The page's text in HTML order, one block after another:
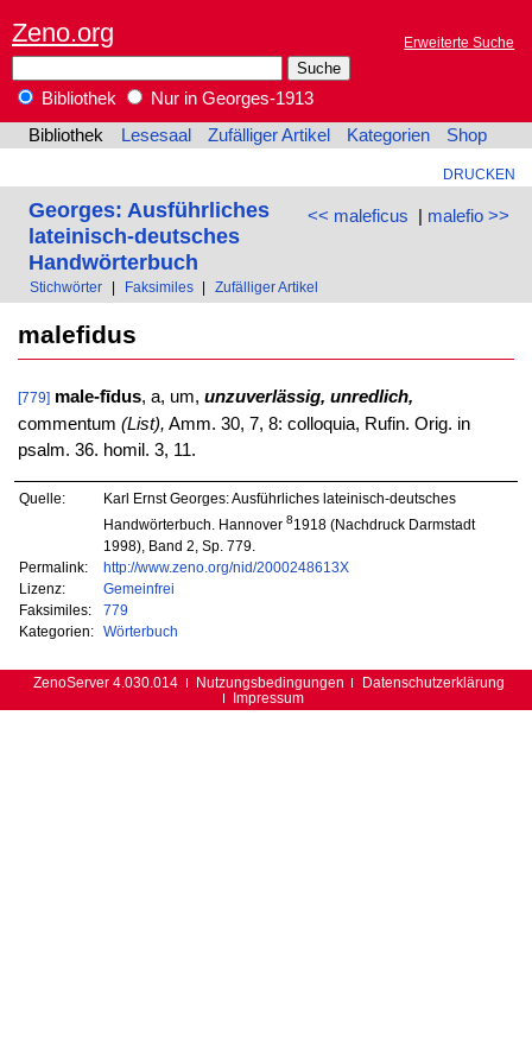
Zeno.org Erweiterte Suche
Bibliothek
Nur in Georges-1913
Bibliothek
Lesesaal Zufälliger Artikel Kategorien Shop
DRUCKEN
<< maleficus | malefio >>
Georges: Ausführliches
lateinisch-deutsches
Handwörterbuch
Stichwörter Faksimiles Zufälliger Artikel
malefidus
[779] male-fīdus, a, um, unzuverlässig, unredlich,
commentum (List), Amm. 30, 7, 8: colloquia, Rufin. Orig. in
psalm. 36. homil. 3, 11.
Quelle:
Karl Ernst Georges: Ausführliches lateinisch-deutsches
Handwörterbuch. Hannover 81918 (Nachdruck Darmstadt
1998), Band 2, Sp. 779.
Permalink:
http://www.zeno.org/nid/2000248613X
Lizenz:
Gemeinfrei
Faksimiles:
779
Kategorien:
Wörterbuch
ZenoServer 4.030.014 Nutzungsbedingungen
Datenschutzerklärung
Impressum